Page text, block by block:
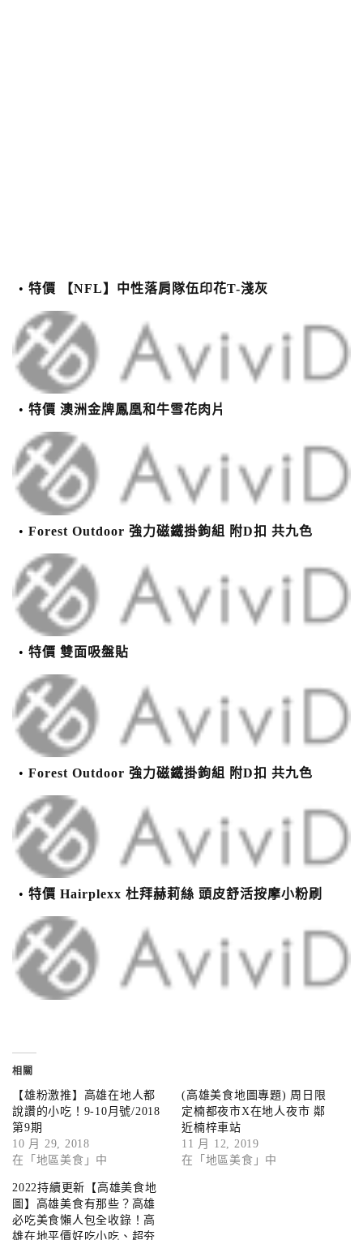
特價 【NFL】中性落肩隊伍印花T-淺灰
特價 澳洲金牌鳳凰和牛雪花肉片
Forest Outdoor 強力磁鐵掛鉤組 附D扣 共九色
特價 雙面吸盤貼
Forest Outdoor 強力磁鐵掛鉤組 附D扣 共九色
特價 Hairplexx 杜拜赫莉絲 頭皮舒活按摩小粉刷
相關
【雄粉激推】高雄在地人都
說讚的小吃！9-10月號/2018
第9期
10 月 29, 2018
在「地區美食」中
(高雄美食地圖專題) 周日限
定楠都夜市X在地人夜市 鄰
近楠梓車站
11 月 12, 2019
在「地區美食」中
2022持續更新【高雄美食地
圖】高雄美食有那些？高雄
必吃美食懶人包全收錄！高
雄在地平價好吃小吃、超夯